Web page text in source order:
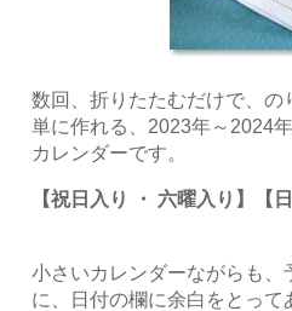
数回、折りたたむだけで、の
単に作れる、2023年～2024
カレンダーです。
【祝日入り ・ 六曜入り】【
小さいカレンダーながらも、
に、日付の欄に余白をとって